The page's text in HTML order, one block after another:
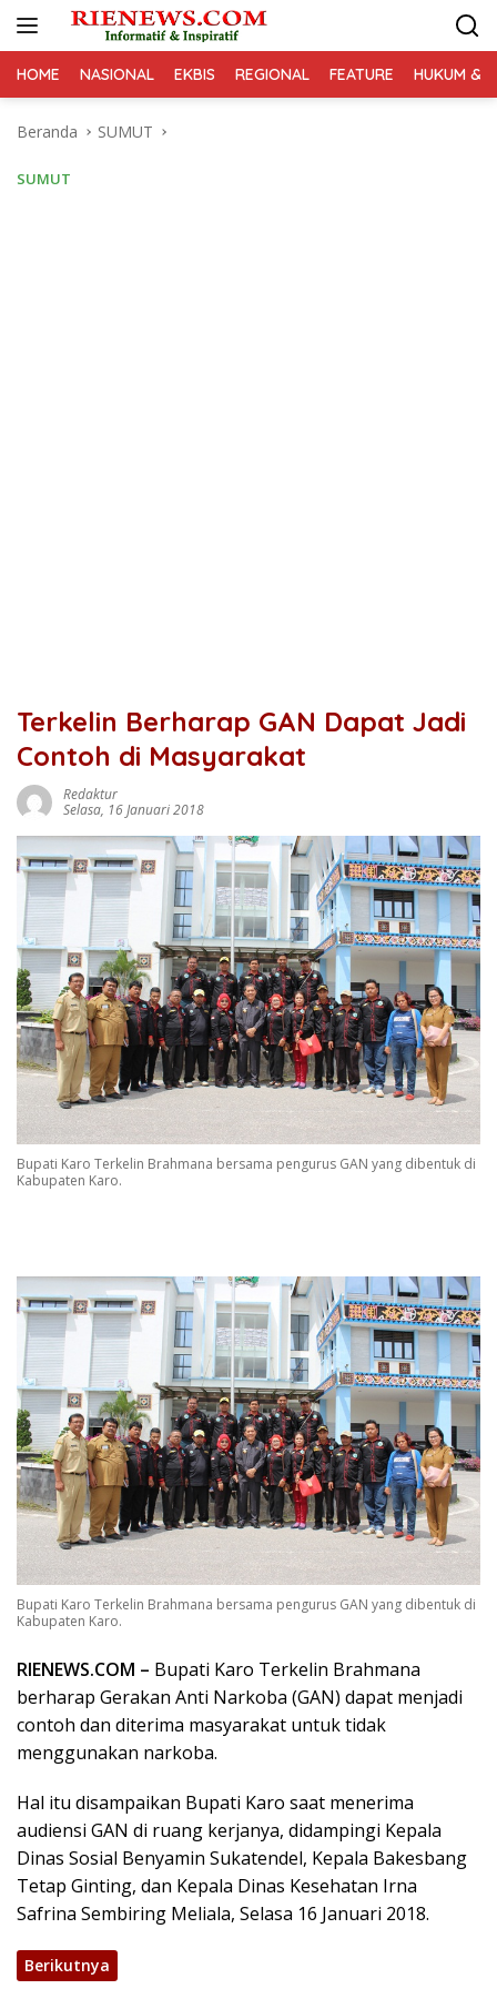
HOME NASIONAL EKBIS REGIONAL FEATURE HUKUM &
Beranda SUMUT
SUMUT
Terkelin Berharap GAN Dapat Jadi
Contoh di Masyarakat
Redaktur
Selasa, 16 Januari 2018
Bupati Karo Terkelin Brahmana bersama pengurus GAN yang dibentuk di
Kabupaten Karo.
Bupati Karo Terkelin Brahmana bersama pengurus GAN yang dibentuk di
Kabupaten Karo.
RIENEWS.COM – Bupati Karo Terkelin Brahmana
berharap Gerakan Anti Narkoba (GAN) dapat menjadi
contoh dan diterima masyarakat untuk tidak
menggunakan narkoba.
Hal itu disampaikan Bupati Karo saat menerima
audiensi GAN di ruang kerjanya, didampingi Kepala
Dinas Sosial Benyamin Sukatendel, Kepala Bakesbang
Tetap Ginting, dan Kepala Dinas Kesehatan Irna
Safrina Sembiring Meliala, Selasa 16 Januari 2018.
Berikutnya